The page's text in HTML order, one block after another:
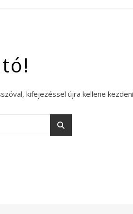
kifejezéssel újra kellene